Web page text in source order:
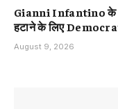
Gianni Infantino के
हटाने के लिए
August 9, 2026